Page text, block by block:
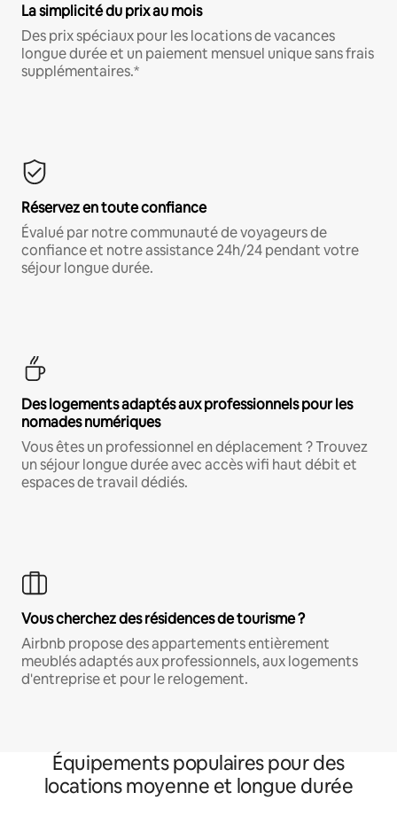
La simplicité du prix au mois
Des prix spéciaux pour les locations de vacances
longue durée et un paiement mensuel unique sans frais
supplémentaires.*
Réservez en toute confiance
Évalué par notre communauté de voyageurs de
confiance et notre assistance 24h/24 pendant votre
séjour longue durée.
Des logements adaptés aux professionnels pour les
nomades numériques
Vous êtes un professionnel en déplacement ? Trouvez
un séjour longue durée avec accès wifi haut débit et
espaces de travail dédiés.
Vous cherchez des résidences de tourisme ?
Airbnb propose des appartements entièrement
meublés adaptés aux professionnels, aux logements
d'entreprise et pour le relogement.
Équipements populaires pour des
locations moyenne et longue durée